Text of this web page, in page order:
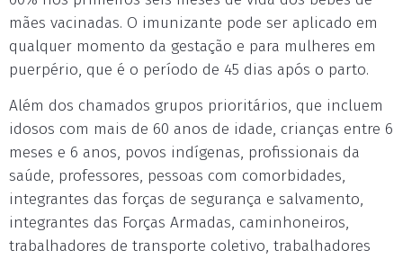
mães vacinadas. O imunizante pode ser aplicado em
qualquer momento da gestação e para mulheres em
puerpério, que é o período de 45 dias após o parto.
Além dos chamados grupos prioritários, que incluem
idosos com mais de 60 anos de idade, crianças entre 6
meses e 6 anos, povos indígenas, profissionais da
saúde, professores, pessoas com comorbidades,
integrantes das forças de segurança e salvamento,
integrantes das Forças Armadas, caminhoneiros,
trabalhadores de transporte coletivo, trabalhadores